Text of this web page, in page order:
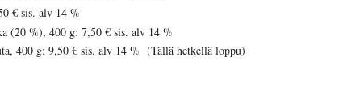
€ sis. alv 14 %
(20 %), 400 g: 7,50 € sis. alv 14 %
400 g: 9,50 € sis. alv 14 % (Tällä hetkellä loppu)